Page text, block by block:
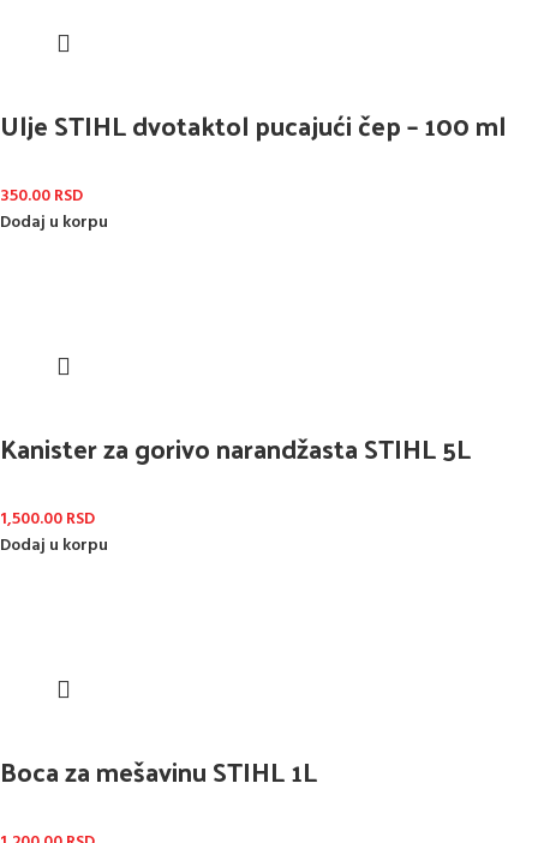
Ulje STIHL dvotaktol pucajući čep – 100 ml
350.00RSD
Dodaj u korpu
Kanister za gorivo narandžasta STIHL 5L
1,500.00RSD
Dodaj u korpu
Boca za mešavinu STIHL 1L